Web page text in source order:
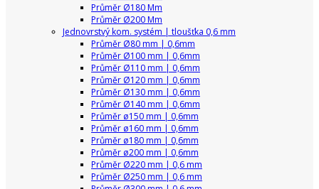
Průměr Ø180 Mm
Průměr Ø200 Mm
Jednovrstvý kom. systém | tloušťka 0,6 mm
Průměr Ø80 mm | 0,6mm
Průměr Ø100 mm | 0,6mm
Průměr Ø110 mm | 0,6mm
Průměr Ø120 mm | 0,6mm
Průměr Ø130 mm | 0,6mm
Průměr Ø140 mm | 0,6mm
Průměr ø150 mm | 0,6mm
Průměr ø160 mm | 0,6mm
Průměr ø180 mm | 0,6mm
Průměr ø200 mm | 0,6mm
Průměr Ø220 mm | 0,6 mm
Průměr Ø250 mm | 0,6 mm